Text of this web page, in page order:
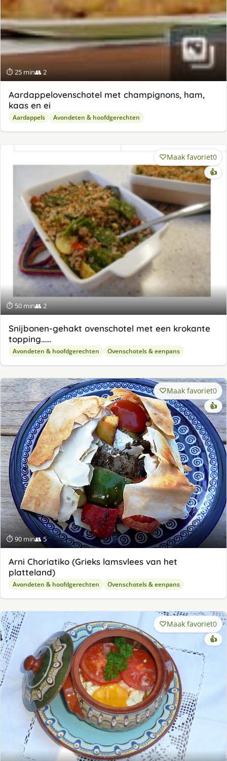
⏱ 25 min👥 2
Aardappelovenschotel met champignons, ham,
kaas en ei
Aardappels Avondeten & hoofdgerechten
⏱ 50 min👥 2
Maak favoriet0
👍
Snijbonen-gehakt ovenschotel met een krokante
topping……
Avondeten & hoofdgerechten Ovenschotels & eenpans
⏱ 90 min👥 5
Maak favoriet0
👍
Arni Choriatiko (Grieks lamsvlees van het
platteland)
Avondeten & hoofdgerechten Ovenschotels & eenpans
Maak favoriet0
👍